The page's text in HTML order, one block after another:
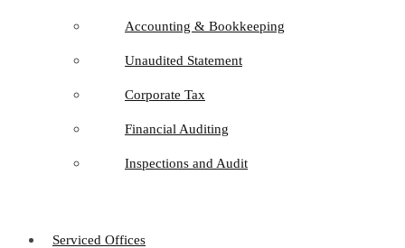
Accounting & Bookkeeping
Unaudited Statement
Corporate Tax
Financial Auditing
Inspections and Audit
Serviced Offices